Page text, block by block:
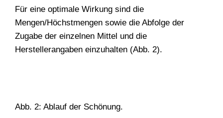
Für eine optimale Wirkung sind die
Mengen/Höchstmengen sowie die Abfolge der
Zugabe der einzelnen Mittel und die
Herstellerangaben einzuhalten (Abb. 2).
Abb. 2: Ablauf der Schönung.
SIE?